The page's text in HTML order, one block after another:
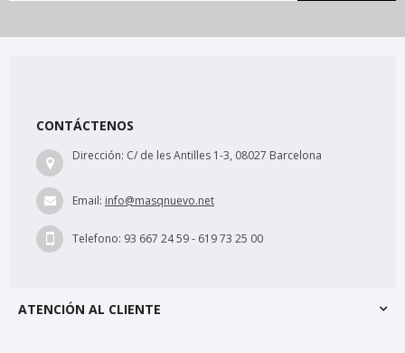
CONTÁCTENOS
Dirección: C/ de les Antilles 1-3, 08027 Barcelona
Email: info@masqnuevo.net
Telefono: 93 667 24 59 - 619 73 25 00
ATENCIÓN AL CLIENTE